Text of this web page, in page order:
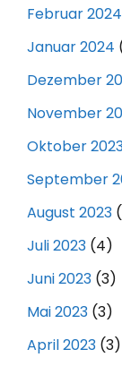
Februar 2024
Januar 2024
Dezember
November
Oktober
September
August 2023
Juli 2023 (4)
Juni 2023 (3)
Mai 2023 (3)
April 2023 (3)